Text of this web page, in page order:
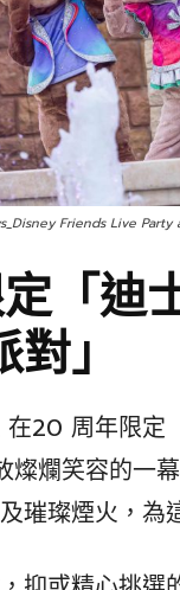
Friends Live
「迪
」
在20 周年限定
爛笑容的一
璀璨煙火，為